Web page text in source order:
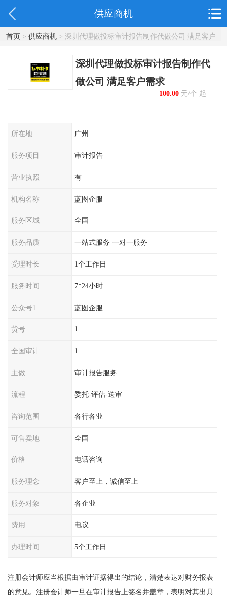
供应商机
首页> 供应商机> 深圳代理做投标审计报告制作代做公司 满足客户
需求
深圳代理做投标审计报告制作代
做公司 满足客户需求
100.00元/个 起
所在地 广州
服务项目 审计报告
营业执照 有
机构名称 蓝图企服
服务区域 全国
服务品质 一站式服务 一对一服务
受理时长 1个工作日
服务时间 7*24小时
公众号1 蓝图企服
货号 1
全国审计 1
主做 审计报告服务
流程 委托-评估-送审
咨询范围 各行各业
可售卖地 全国
价格 电话咨询
服务理念 客户至上，诚信至上
服务对象 各企业
费用 电议
办理时间 5个工作日
注册会计师应当根据由审计证据得出的结论，清楚表达对财务报表
的意见。注册会计师一旦在审计报告上签名并盖章，表明对其出具